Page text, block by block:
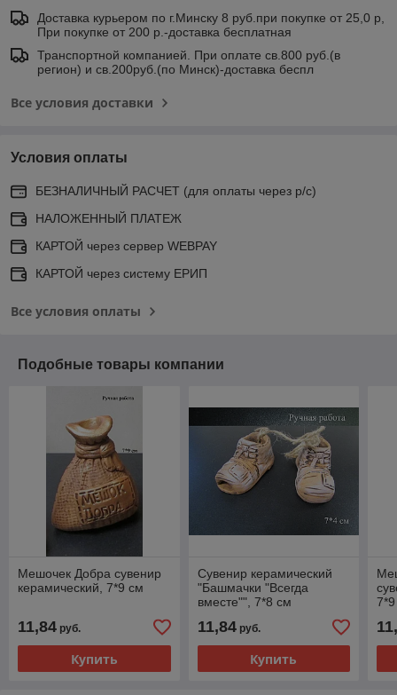
Доставка курьером по г.Минску 8 руб.при покупке от 25,0 р,
При покупке от 200 р.-доставка бесплатная
Транспортной компанией. При оплате св.800 руб.(в
регион) и св.200руб.(по Минск)-доставка беспл
Все условия доставки
Условия оплаты
БЕЗНАЛИЧНЫЙ РАСЧЕТ (для оплаты через р/с)
НАЛОЖЕННЫЙ ПЛАТЕЖ
КАРТОЙ через сервер WEBPAY
КАРТОЙ через систему ЕРИП
Все условия оплаты
Подобные товары компании
Мешочек Добра сувенир
керамический, 7*9 см
11,84 руб.
Купить
Сувенир керамический
"Башмачки "Всегда
вместе"", 7*8 см
11,84руб.
Купить